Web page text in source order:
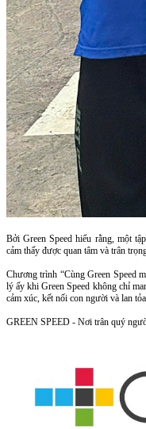
Bởi Green Speed hiểu rằng, một
cảm thấy được quan tâm và trân
Chương trình “Cùng Green Speed
lý ấy khi Green Speed không chỉ
cảm xúc, kết nối con người và lan
GREEN SPEED - Nơi trân quý